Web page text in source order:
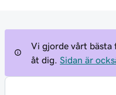
Vi gjorde vårt bästa
åt dig.
Sidan är